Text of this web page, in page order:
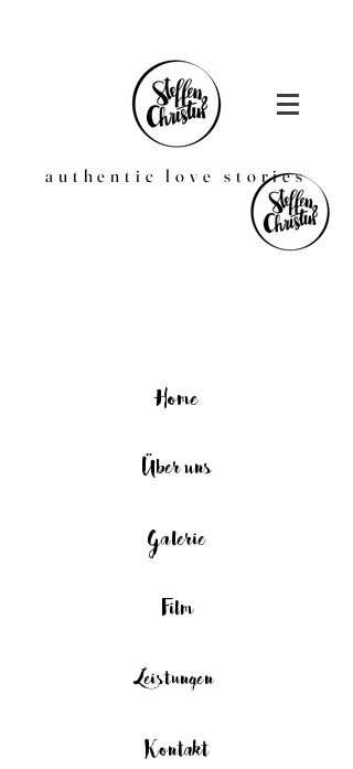
authentic love stories
Home
Über uns
Galerie
Film
Leistungen
Kontakt